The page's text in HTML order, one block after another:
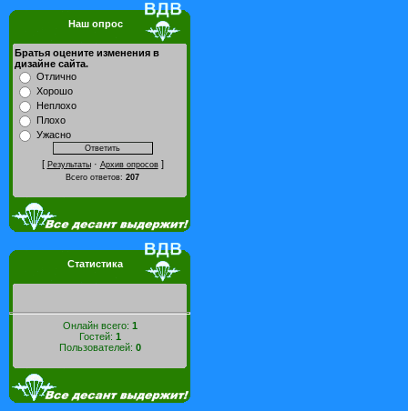
Наш опрос
Братья оцените изменения в
дизайне сайта.
Отлично
Хорошо
Неплохо
Плохо
Ужасно
[ Результаты· Архив опросов]
Всего ответов: 207
Статистика
Онлайн всего: 1
Гостей: 1
Пользователей: 0